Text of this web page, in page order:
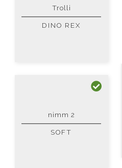
Trolli
DINO REX
nimm 2
SOFT